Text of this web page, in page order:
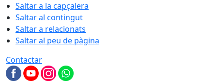
Saltar a la capçalera
Saltar al contingut
Saltar a relacionats
Saltar al peu de pàgina
Contactar